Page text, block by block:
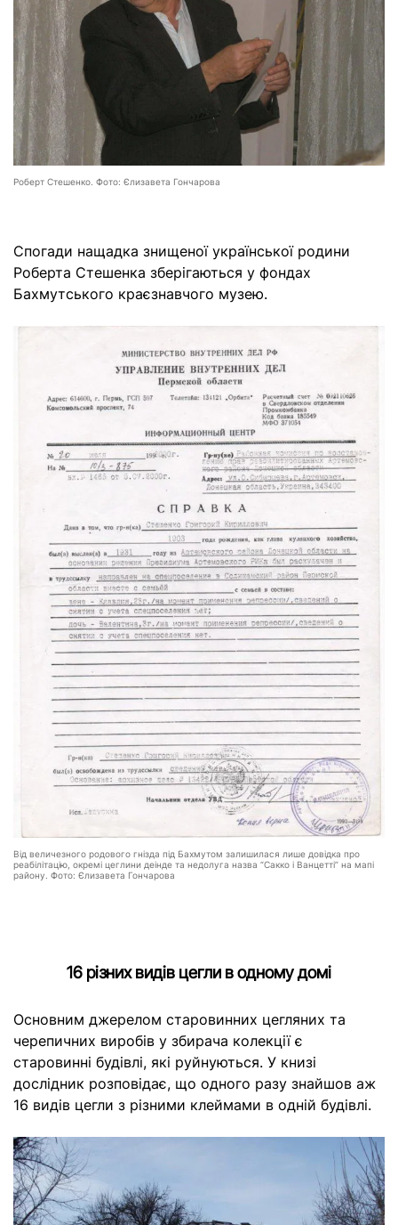
Роберт Стешенко. Фото: Єлизавета Гончарова
Спогади нащадка знищеної української родини
Роберта Стешенка зберігаються у фондах
Бахмутського краєзнавчого музею.
Від величезного родового гнізда під Бахмутом залишилася лише довідка про
реабілітацію, окремі цеглини деінде та недолуга назва “Сакко і Ванцетті” на мапі
району. Фото: Єлизавета Гончарова
16 різних видів цегли в одному домі
Основним джерелом старовинних цегляних та
черепичних виробів у збирача колекції є
старовинні будівлі, які руйнуються. У книзі
дослідник розповідає, що одного разу знайшов аж
16 видів цегли з різними клеймами в одній будівлі.